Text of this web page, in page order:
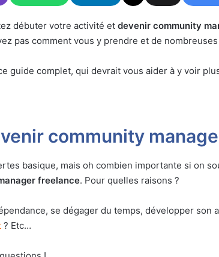
débuter votre activité et devenir community
pas comment vous y prendre et de
guide complet, qui devrait vous aider à y voir
community
basique, mais oh combien importante si on
freelance. Pour quelles raisons ?
se dégager du temps, développer son
? Etc…